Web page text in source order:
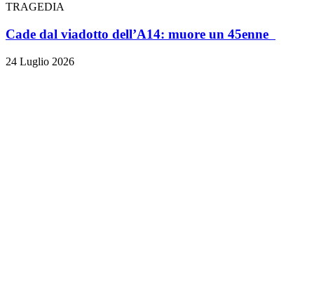
TRAGEDIA
Cade dal viadotto dell’A14: muore un 45enne
24 Luglio 2026